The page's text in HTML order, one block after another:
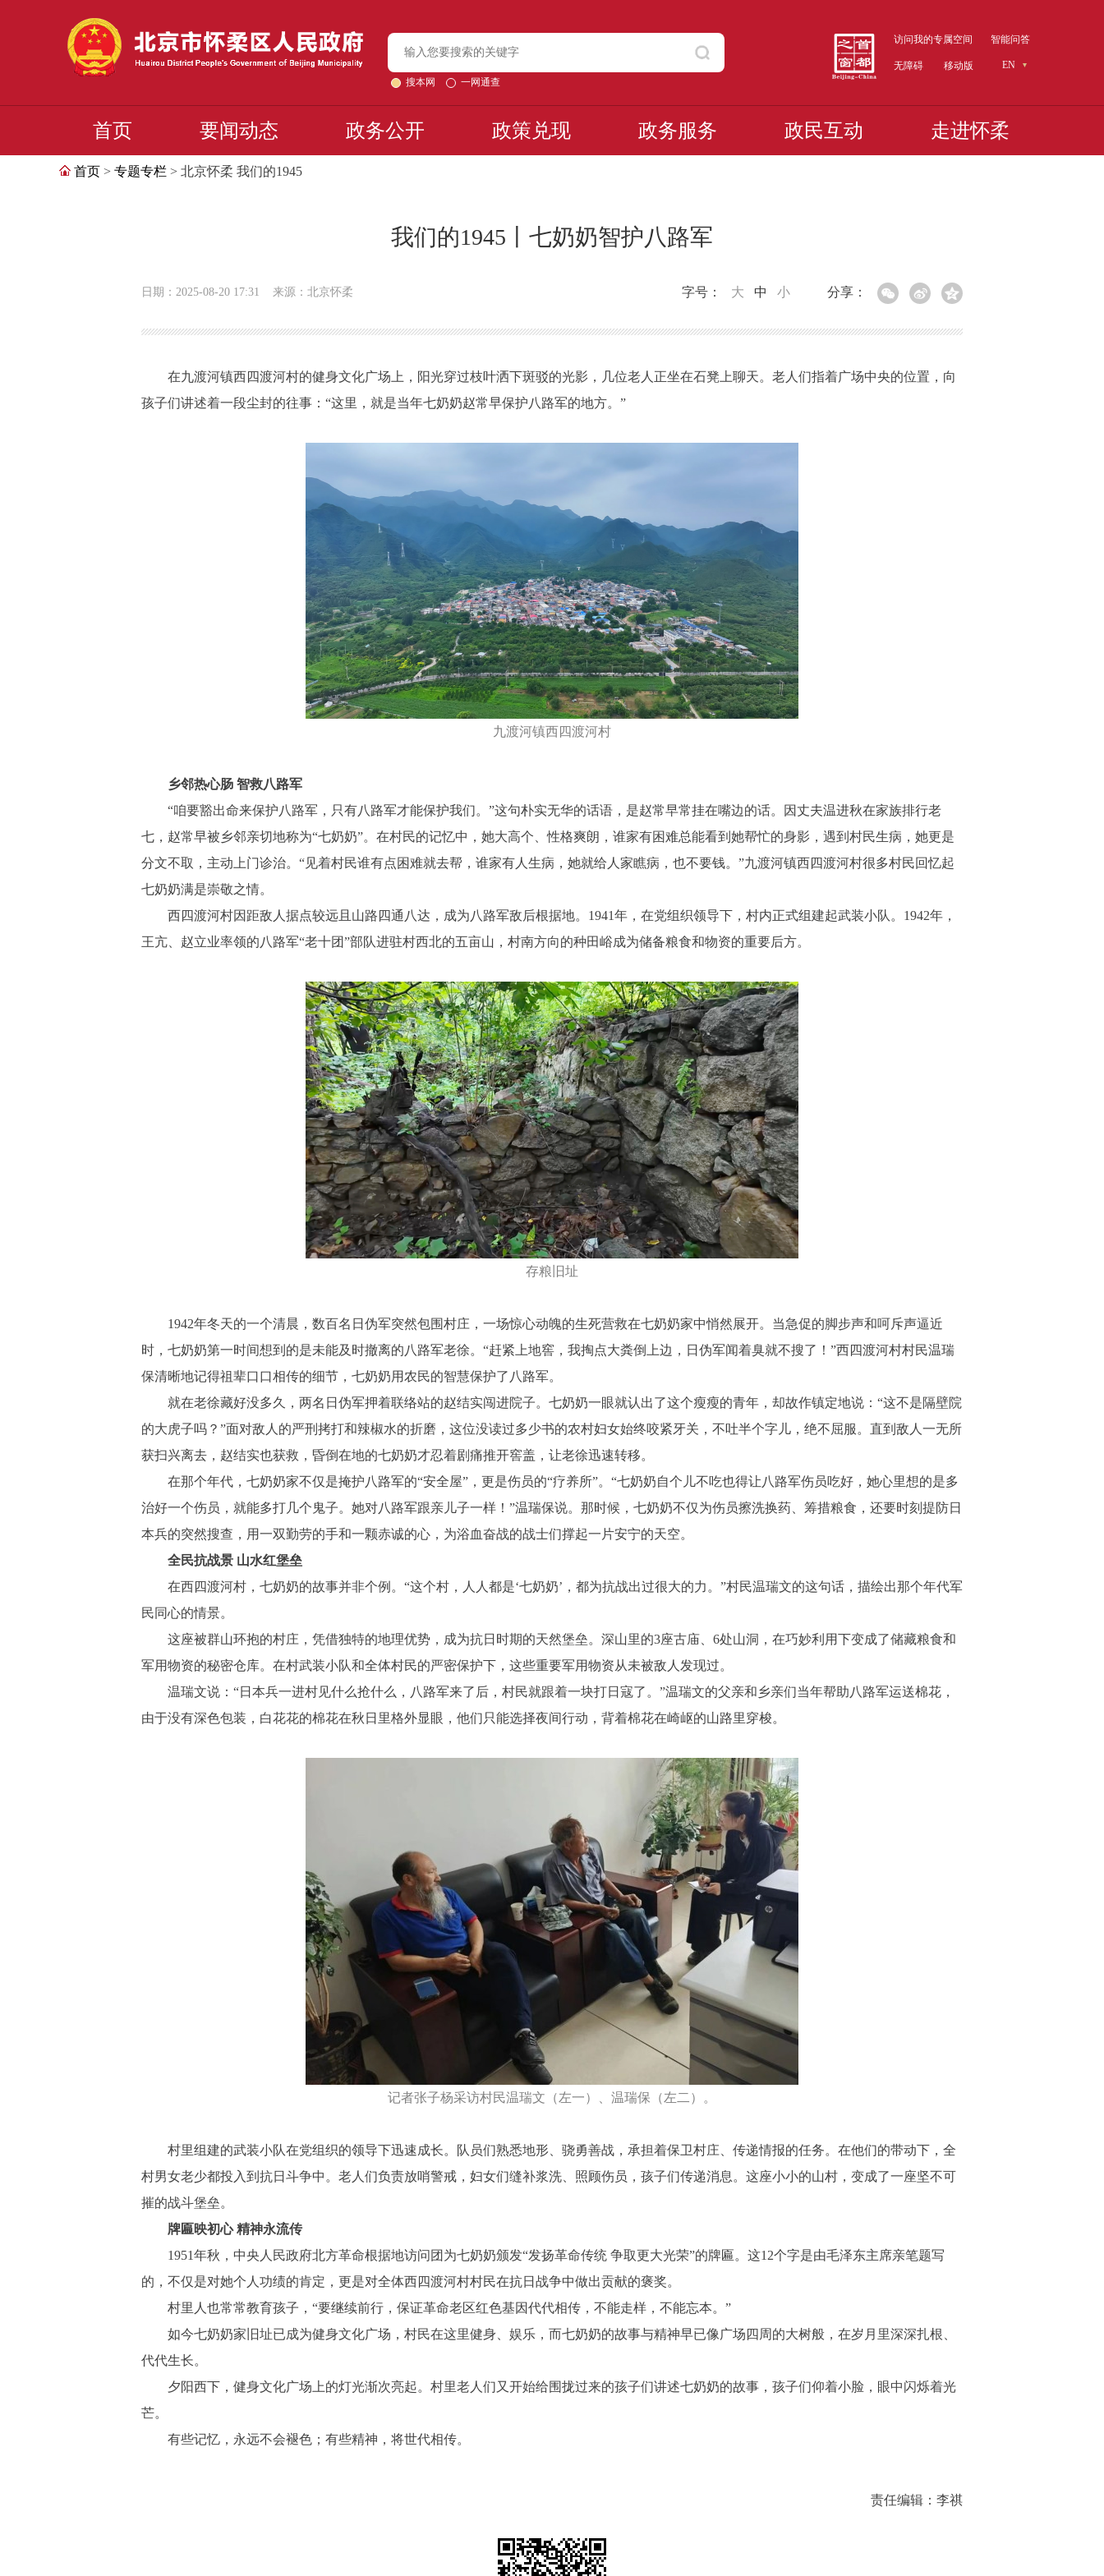
搜本网 一网通查
访问我的专属空间 智能问答
无障碍 移动版 EN
首页 要闻动态 政务公开 政策兑现 政务服务 政民互动 走进怀柔
首页 > 专题专栏 > 北京怀柔 我们的1945
我们的1945丨七奶奶智护八路军
日期：2025-08-20 17:31 来源：北京怀柔 分享：
字号： 大 中 小
在九渡河镇西四渡河村的健身文化广场上，阳光穿过枝叶洒下斑驳的光影，几位老人正坐在石凳上聊天。老人们指着广场中央的位置，向
孩子们讲述着一段尘封的往事：“这里，就是当年七奶奶赵常早保护八路军的地方。”
九渡河镇西四渡河村
乡邻热心肠 智救八路军
“咱要豁出命来保护八路军，只有八路军才能保护我们。”这句朴实无华的话语，是赵常早常挂在嘴边的话。因丈夫温进秋在家族排行老
七，赵常早被乡邻亲切地称为“七奶奶”。在村民的记忆中，她大高个、性格爽朗，谁家有困难总能看到她帮忙的身影，遇到村民生病，她更是
分文不取，主动上门诊治。“见着村民谁有点困难就去帮，谁家有人生病，她就给人家瞧病，也不要钱。”九渡河镇西四渡河村很多村民回忆起
七奶奶满是崇敬之情。
西四渡河村因距敌人据点较远且山路四通八达，成为八路军敌后根据地。1941年，在党组织领导下，村内正式组建起武装小队。1942年，
王亢、赵立业率领的八路军“老十团”部队进驻村西北的五亩山，村南方向的种田峪成为储备粮食和物资的重要后方。
存粮旧址
1942年冬天的一个清晨，数百名日伪军突然包围村庄，一场惊心动魄的生死营救在七奶奶家中悄然展开。当急促的脚步声和呵斥声逼近
时，七奶奶第一时间想到的是未能及时撤离的八路军老徐。“赶紧上地窖，我掏点大粪倒上边，日伪军闻着臭就不搜了！”西四渡河村村民温瑞
保清晰地记得祖辈口口相传的细节，七奶奶用农民的智慧保护了八路军。
就在老徐藏好没多久，两名日伪军押着联络站的赵结实闯进院子。七奶奶一眼就认出了这个瘦瘦的青年，却故作镇定地说：“这不是隔壁院
的大虎子吗？”面对敌人的严刑拷打和辣椒水的折磨，这位没读过多少书的农村妇女始终咬紧牙关，不吐半个字儿，绝不屈服。直到敌人一无所
获扫兴离去，赵结实也获救，昏倒在地的七奶奶才忍着剧痛推开窖盖，让老徐迅速转移。
在那个年代，七奶奶家不仅是掩护八路军的“安全屋”，更是伤员的“疗养所”。“七奶奶自个儿不吃也得让八路军伤员吃好，她心里想的是多
治好一个伤员，就能多打几个鬼子。她对八路军跟亲儿子一样！”温瑞保说。那时候，七奶奶不仅为伤员擦洗换药、筹措粮食，还要时刻提防日
本兵的突然搜查，用一双勤劳的手和一颗赤诚的心，为浴血奋战的战士们撑起一片安宁的天空。
全民抗战景 山水红堡垒
在西四渡河村，七奶奶的故事并非个例。“这个村，人人都是‘七奶奶’，都为抗战出过很大的力。”村民温瑞文的这句话，描绘出那个年代军
民同心的情景。
这座被群山环抱的村庄，凭借独特的地理优势，成为抗日时期的天然堡垒。深山里的3座古庙、6处山洞，在巧妙利用下变成了储藏粮食和
军用物资的秘密仓库。在村武装小队和全体村民的严密保护下，这些重要军用物资从未被敌人发现过。
温瑞文说：“日本兵一进村见什么抢什么，八路军来了后，村民就跟着一块打日寇了。”温瑞文的父亲和乡亲们当年帮助八路军运送棉花，
由于没有深色包装，白花花的棉花在秋日里格外显眼，他们只能选择夜间行动，背着棉花在崎岖的山路里穿梭。
记者张子杨采访村民温瑞文（左一）、温瑞保（左二）。
村里组建的武装小队在党组织的领导下迅速成长。队员们熟悉地形、骁勇善战，承担着保卫村庄、传递情报的任务。在他们的带动下，全
村男女老少都投入到抗日斗争中。老人们负责放哨警戒，妇女们缝补浆洗、照顾伤员，孩子们传递消息。这座小小的山村，变成了一座坚不可
摧的战斗堡垒。
牌匾映初心 精神永流传
1951年秋，中央人民政府北方革命根据地访问团为七奶奶颁发“发扬革命传统 争取更大光荣”的牌匾。这12个字是由毛泽东主席亲笔题写
的，不仅是对她个人功绩的肯定，更是对全体西四渡河村村民在抗日战争中做出贡献的褒奖。
村里人也常常教育孩子，“要继续前行，保证革命老区红色基因代代相传，不能走样，不能忘本。”
如今七奶奶家旧址已成为健身文化广场，村民在这里健身、娱乐，而七奶奶的故事与精神早已像广场四周的大树般，在岁月里深深扎根、
代代生长。
夕阳西下，健身文化广场上的灯光渐次亮起。村里老人们又开始给围拢过来的孩子们讲述七奶奶的故事，孩子们仰着小脸，眼中闪烁着光
芒。
有些记忆，永远不会褪色；有些精神，将世代相传。
责任编辑：李祺